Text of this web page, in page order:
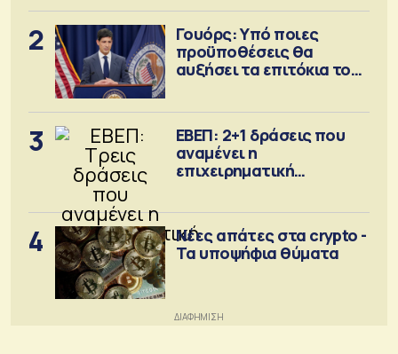
2
Γουόρς: Υπό ποιες
προϋποθέσεις θα
αυξήσει τα επιτόκια τον
3
ΕΒΕΠ: 2+1 δράσεις που
αναμένει η
επιχειρηματική
4
Νέες απάτες στα crypto -
Τα υποψήφια θύματα